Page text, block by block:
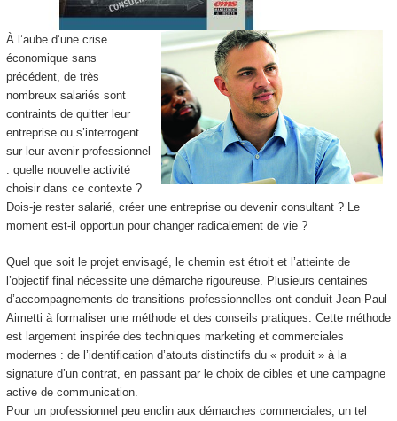
À l’aube d’une crise
économique sans
précédent, de très
nombreux salariés sont
contraints de quitter leur
entreprise ou s’interrogent
sur leur avenir professionnel
: quelle nouvelle activité
choisir dans ce contexte ?
Dois-je rester salarié, créer une entreprise ou devenir consultant ? Le
moment est-il opportun pour changer radicalement de vie ?
Quel que soit le projet envisagé, le chemin est étroit et l’atteinte de
l’objectif final nécessite une démarche rigoureuse. Plusieurs centaines
d’accompagnements de transitions professionnelles ont conduit Jean-Paul
Aimetti à formaliser une méthode et des conseils pratiques. Cette méthode
est largement inspirée des techniques marketing et commerciales
modernes : de l’identification d’atouts distinctifs du « produit » à la
signature d’un contrat, en passant par le choix de cibles et une campagne
active de communication.
Pour un professionnel peu enclin aux démarches commerciales, un tel